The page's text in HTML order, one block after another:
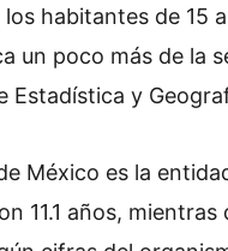
los habitantes de 15
un poco más de la
Estadística y
México es la
11.1 años,